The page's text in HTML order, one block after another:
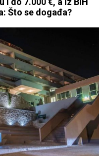
Što se događa?